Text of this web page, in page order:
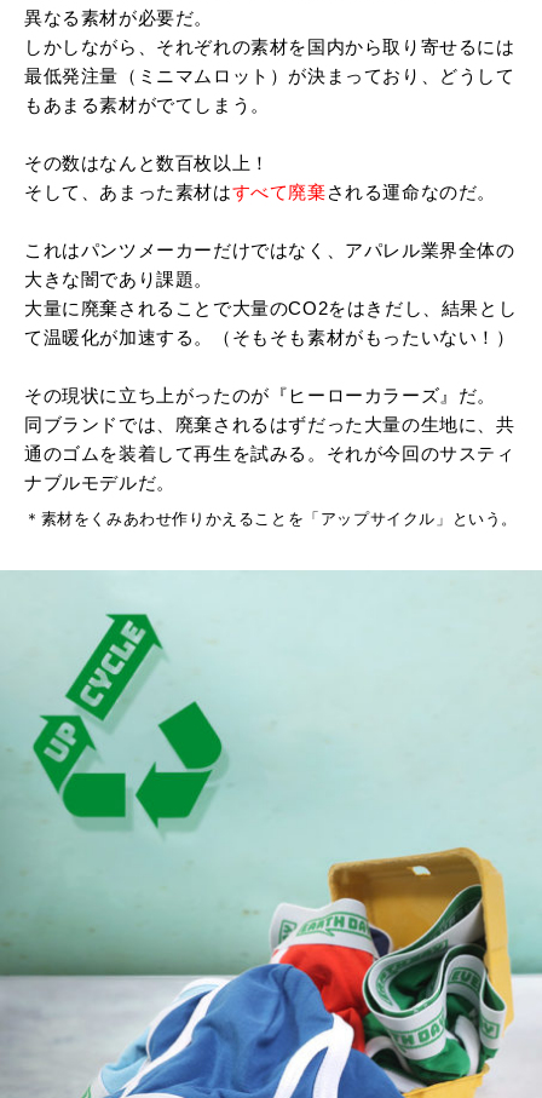
異なる素材が必要だ。
しかしながら、それぞれの素材を国内から取り寄せるには
最低発注量（ミニマムロット）が決まっており、どうして
もあまる素材がでてしまう。
その数はなんと数百枚以上！
そして、あまった素材はすべて廃棄される運命なのだ。
これはパンツメーカーだけではなく、アパレル業界全体の
大きな闇であり課題。
大量に廃棄されることで大量のCO2をはきだし、結果とし
て温暖化が加速する。（そもそも素材がもったいない！）
その現状に立ち上がったのが『ヒーローカラーズ』だ。
同ブランドでは、廃棄されるはずだった大量の生地に、共
通のゴムを装着して再生を試みる。それが今回のサスティ
ナブルモデルだ。
＊素材をくみあわせ作りかえることを「アップサイクル」という。